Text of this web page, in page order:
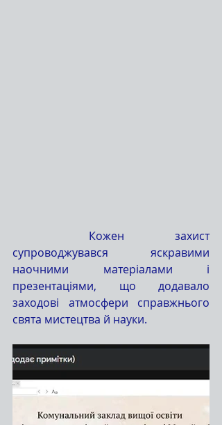
супроводжувався яскравими
наочними матеріалами і
презентаціями, що додавало
заходові атмосфери справжнього
свята мистецтва й науки.